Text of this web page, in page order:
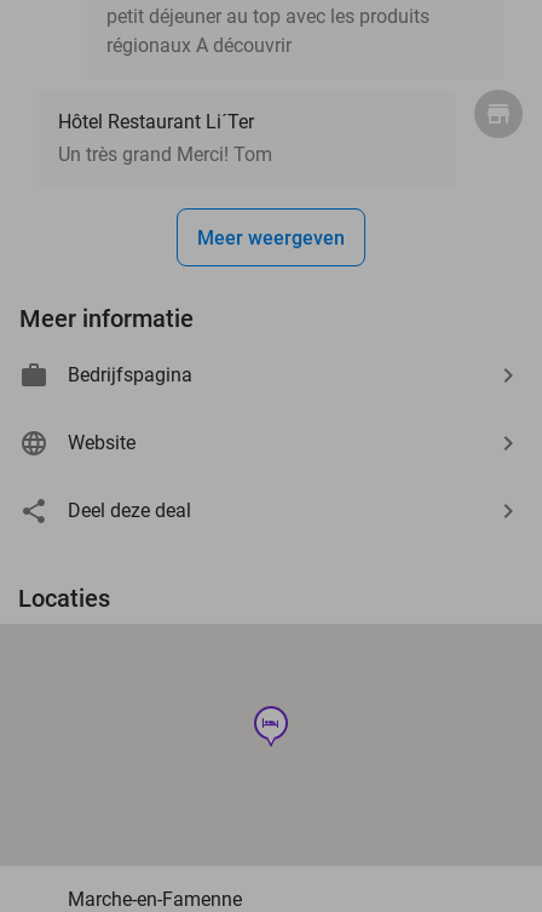
petit déjeuner au top avec les produits
régionaux A découvrir
Hôtel Restaurant Li´Ter
Un très grand Merci! Tom
Meer weergeven
Meer informatie
Bedrijfspagina
Website
Deel deze deal
Locaties
hotel
Marche-en-Famenne